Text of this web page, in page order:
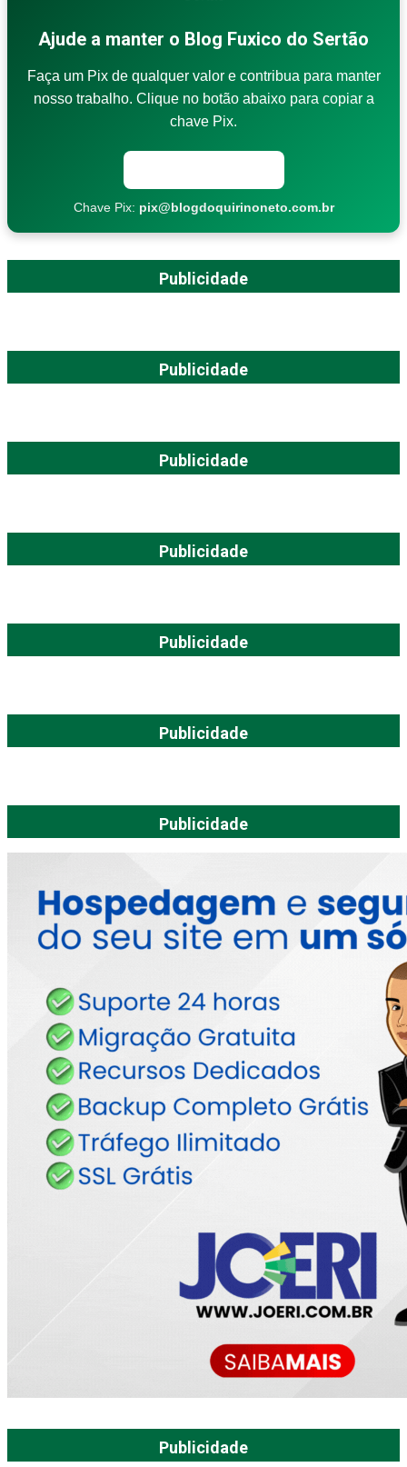
Ajude a manter o Blog Fuxico do Sertão
Faça um Pix de qualquer valor e contribua para manter
nosso trabalho. Clique no botão abaixo para copiar a
chave Pix.
Chave Pix: pix@blogdoquirinoneto.com.br
Publicidade
Publicidade
Publicidade
Publicidade
Publicidade
Publicidade
Publicidade
Publicidade